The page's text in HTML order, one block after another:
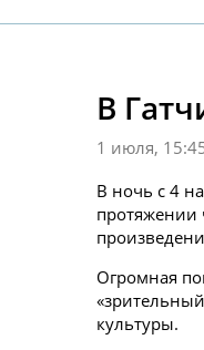
В
1 июля,
В ночь с 4
протяжении
Огромная
культуры.